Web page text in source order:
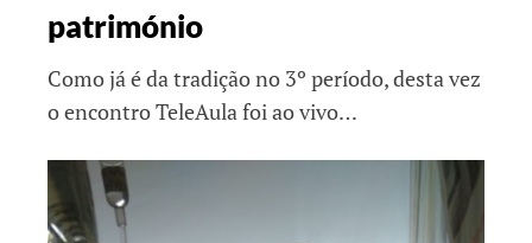
património
Como já é da tradição no 3º período, desta vez
o encontro TeleAula foi ao vivo…